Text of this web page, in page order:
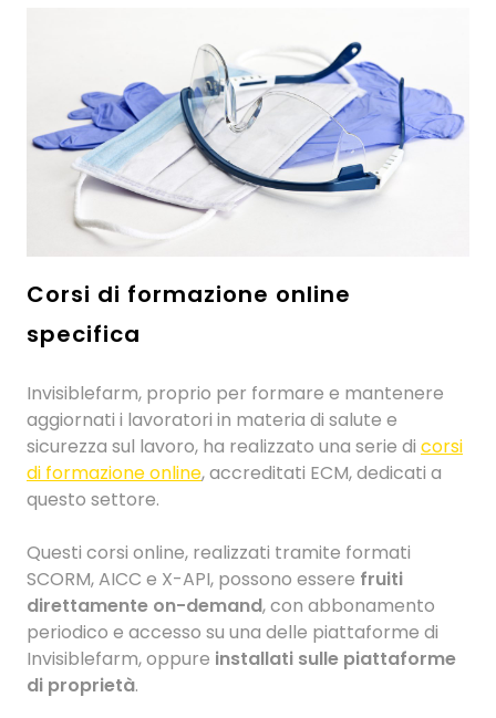
Corsi di formazione online
specifica
Invisiblefarm, proprio per formare e mantenere
aggiornati i lavoratori in materia di salute e
sicurezza sul lavoro, ha realizzato una serie di corsi
di formazione online, accreditati ECM, dedicati a
questo settore.
Questi corsi online, realizzati tramite formati
SCORM, AICC e X-API, possono essere fruiti
direttamente on-demand, con abbonamento
periodico e accesso su una delle piattaforme di
Invisiblefarm, oppure installati sulle piattaforme
di proprietà.